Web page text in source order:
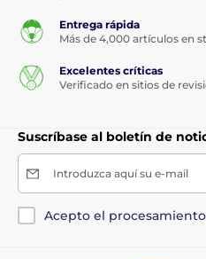
Entrega rápida
Más de 4,000 artículos en
Excelentes críticas
Verificado en sitios de
Suscríbase al boletín de
Introduzca aquí su e-mail
Acepto el